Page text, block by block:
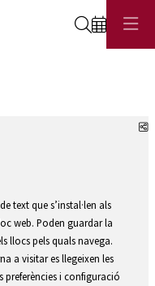
Cerca
text que s’instal·len als
web. Poden guardar la
llocs pels quals navega.
a visitar es llegeixen les
preferències i configuració